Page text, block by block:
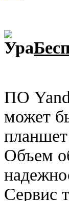
ПО
может
Объем
Сервис